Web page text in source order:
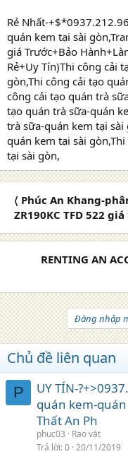
Rẻ Nhất-
quán kem tại sài
giá Trước+Bảo
Rẻ+Uy Tín)Thi công cải
gòn,Thi công cải tạo
công cải tạo quán trà
tạo quán trà sữa-quán
trà sữa-quán kem tại
quán kem tại sài
tại sài gòn,
〈 Phúc An Khang-
ZR190KC TFD 522
RENTING AN
Đăng nhập
Chủ đề liên quan
P
UY TÍN-
quán kem-
Thất An Ph
phuc03
Rao vặt
Trả lời 0 20/11/2019